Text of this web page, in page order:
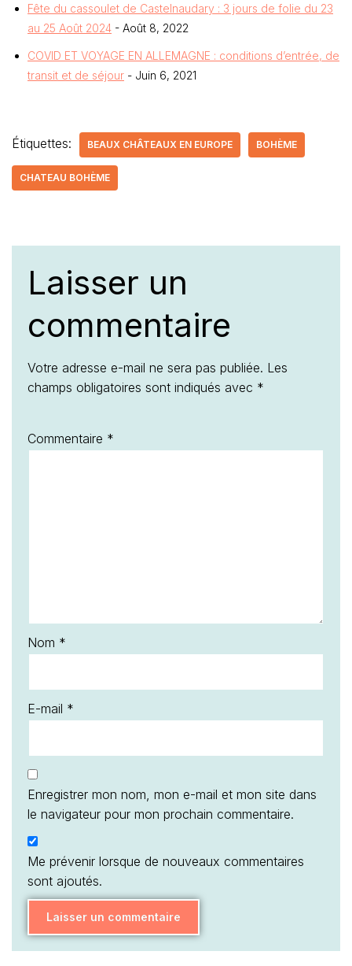
Fête du cassoulet de Castelnaudary : 3 jours de folie du 23
au 25 Août 2024 - Août 8, 2022
COVID ET VOYAGE EN ALLEMAGNE : conditions d’entrée, de
transit et de séjour - Juin 6, 2021
Étiquettes: BEAUX CHÂTEAUX EN EUROPE BOHÈME
CHATEAU BOHÈME
Laisser un
commentaire
Votre adresse e-mail ne sera pas publiée. Les
champs obligatoires sont indiqués avec *
Commentaire *
Nom *
E-mail *
Enregistrer mon nom, mon e-mail et mon site dans
le navigateur pour mon prochain commentaire.
Me prévenir lorsque de nouveaux commentaires
sont ajoutés.